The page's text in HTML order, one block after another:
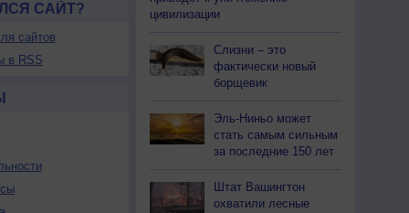
САЙТ?
сайтов
в RSS
цивилизации
Слизни – это
фактически новый
борщевик
Эль-Ниньо может
стать самым сильным
за последние 150 лет
Штат Вашингтон
охватили лесные